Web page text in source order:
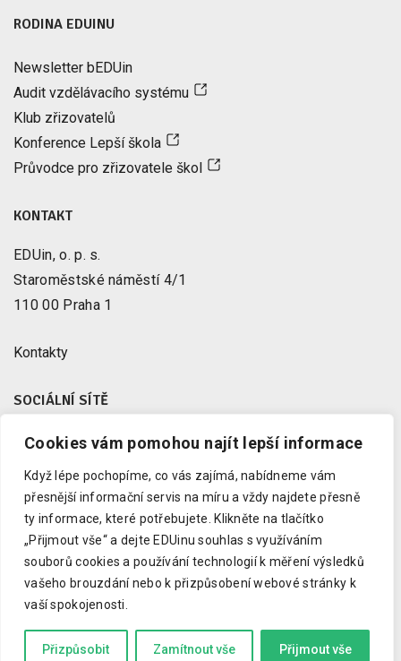
Cookies vám pomohou najít lepší informace
Když lépe pochopíme, co vás zajímá, nabídneme vám
přesnější informační servis na míru a vždy najdete přesně
ty informace, které potřebujete.
Klikněte na tlačítko
„Přijmout vše“ a dejte EDUinu souhlas s využíváním
souborů cookies a používání technologií k měření výsledků
vašeho brouzdání nebo k přizpůsobení webové stránky k
vaší spokojenosti.
Přizpůsobit Zamítnout vše Přijmout vše
RODINA EDUINU
Newsletter bEDUin
Audit vzdělávacího systému
Klub zřizovatelů
Konference Lepší škola
Průvodce pro zřizovatele škol
KONTAKT
EDUin, o. p. s.
Staroměstské náměstí 4/1
110 00 Praha 1
Kontakty
SOCIÁLNÍ SÍTĚ
Facebook
Instagram
Youtube
LinkedIn
Copyright © 2023 EDUin, o. p. s.
Informujeme o vzdělávání.